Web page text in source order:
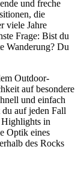
und freche
die
viele Jahre
Frage: Bist du
Wanderung? Du
Outdoor-
auf besondere
und einfach
auf jeden Fall
Highlights in
Optik eines
des Rocks